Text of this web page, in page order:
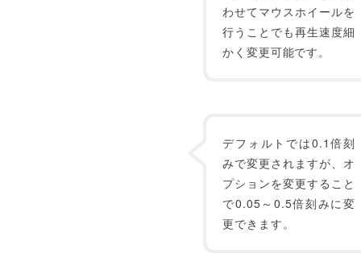
わせてマウスホイールを
行うことでも再生速度細
かく変更可能です。
デフォルトでは0.1倍刻
みで変更されますが、オ
プションを変更すること
で0.05～0.5倍刻みに変
更できます。